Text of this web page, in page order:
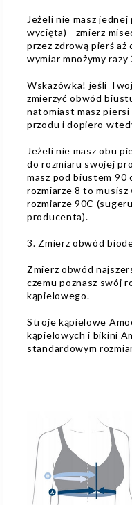
Jeżeli nie masz
wycięta) - zmierz
przez zdrową pierś aż
wymiar mnożymy razy
Wskazówka! jeśli
zmierzyć obwód
natomiast masz
przodu i dopiero
Jeżeli nie masz obu
do rozmiaru swojej
masz pod biustem 90
rozmiarze 8 to
rozmiarze 90C
producenta).
3. Zmierz obwód
Zmierz obwód
czemu poznasz swój
kąpielowego.
Stroje kąpielowe
kąpielowych i bikini
standardowym